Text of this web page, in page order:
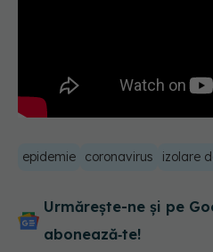
epidemie coronavirus izolare
Urmărește-ne și pe
abonează‑te!